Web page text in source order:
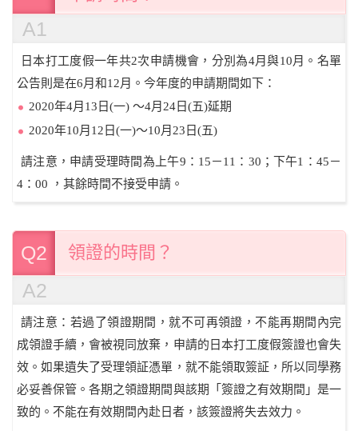
A1
日本打工度假一年共2次申請機會，分別為4月與10月。名單
公告則是在6月和12月。今年度的申請期間如下：
2020年4月13日(一) ～4月24日(五)延期
2020年10月12日(一)～10月23日(五)
請注意，申請受理時間為上午9：15－11：30；下午1：45－
4：00 ，其餘時間不接受申請。
Q2 領證的時間？
A2
請注意：若過了領證期間，就不可再領證，不能再期間內完
成領證手續，會被視同放棄，申請的日本打工度假簽證也會失
效。如果遺失了受理領証憑單，就不能領取簽証，所以同學務
必妥善保管。各期之領證期間與該期「簽證之有效期間」是一
致的。不能在有效期間內赴日者，該簽證將失去效力。